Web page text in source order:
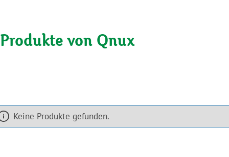
Produkte von Qnux
Keine Produkte gefunden.